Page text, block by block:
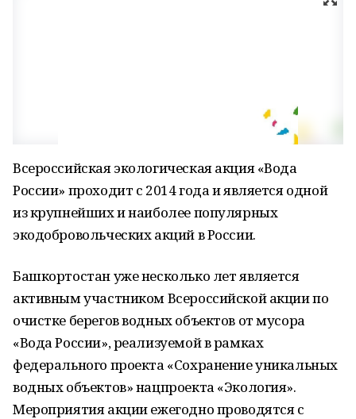
Всероссийская экологическая акция «Вода
России» проходит с 2014 года и является одной
из крупнейших и наиболее популярных
экодобровольческих акций в России.
Башкортостан уже несколько лет является
активным участником Всероссийской акции по
очистке берегов водных объектов от мусора
«Вода России», реализуемой в рамках
федерального проекта «Сохранение уникальных
водных объектов» нацпроекта «Экология».
Мероприятия акции ежегодно проводятся с